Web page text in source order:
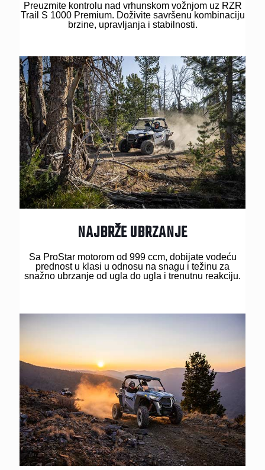
Preuzmite kontrolu nad vrhunskom vožnjom uz RZR
Trail S 1000 Premium. Doživite savršenu kombinaciju
brzine, upravljanja i stabilnosti.
NAJBRŽE UBRZANJE
Sa ProStar motorom od 999 ccm, dobijate vodeću
prednost u klasi u odnosu na snagu i težinu za
snažno ubrzanje od ugla do ugla i trenutnu reakciju.